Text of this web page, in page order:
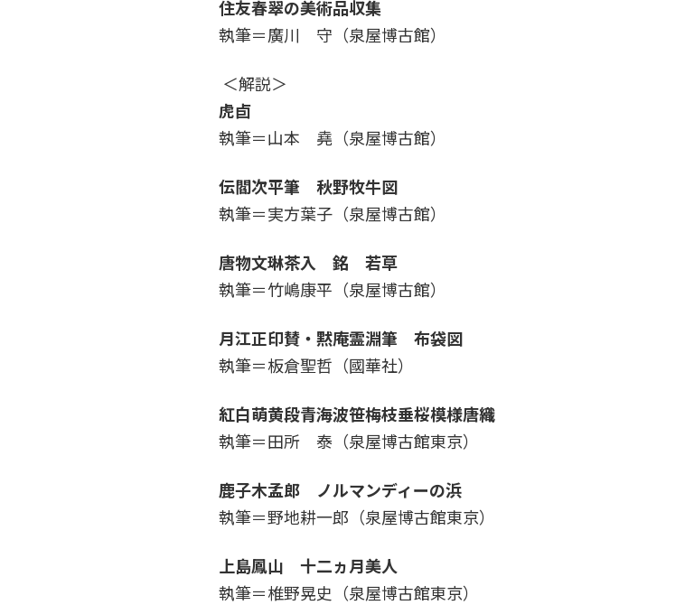
住友春翠の美術品収集
執筆＝廣川 守（泉屋博古館）
＜解説＞
虎卣
執筆＝山本 堯（泉屋博古館）
伝閻次平筆 秋野牧牛図
執筆＝実方葉子 （泉屋博古館）
唐物文琳茶入 銘
若草
執筆＝竹嶋康平（泉屋博古館）
月江正印賛・黙庵霊淵筆 布袋図
執筆＝板倉聖哲 （國華社）
紅白萌黄段青海波笹梅枝垂桜模様唐織
執筆＝田所 泰（泉屋博古館東京）
鹿子木孟郎 ノルマンディーの浜
執筆＝野地耕一郎（泉屋博古館東京）
上島鳳山 十二ヵ月美人
執筆＝椎野晃史（泉屋博古館東京）